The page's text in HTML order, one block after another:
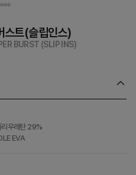
스트(슬립인스)
BURST (SLIP INS)
리우레탄 29%
EVA